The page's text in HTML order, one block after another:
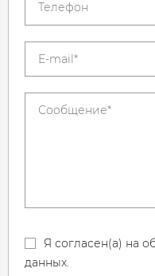
Я согласен(а) на
данных.